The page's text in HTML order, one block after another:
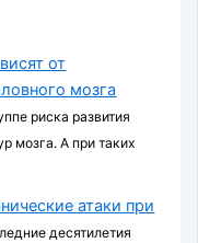
от
мозга
риска развития
мозга. А при таких
атаки при
десятилетия